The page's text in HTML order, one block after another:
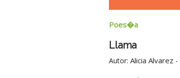
Poes�a
Llama
Autor: Alicia Alvarez-